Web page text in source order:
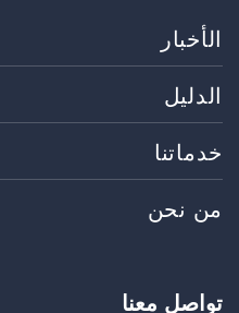
الأخبار
الدليل
خدماتنا
من نحن
تواصل معنا